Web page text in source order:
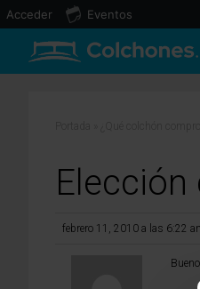
febrero 11, 2010 a las 6:22
Acceder Eventos